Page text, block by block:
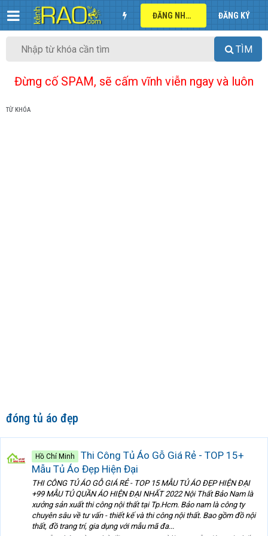
ĐĂNG NHẬP ĐĂNG KÝ
TÌM
Đừng cố SPAM, sẽ cấm vĩnh viễn ngay và luôn
TỪ KHÓA
đóng tủ áo đẹp
Hồ Chí Minh
Thi Công Tủ Áo Gỗ Giá Rẻ - TOP 15+
Mẫu Tủ Áo Đẹp Hiện Đại
THI CÔNG TỦ ÁO GỖ GIÁ RẺ - TOP 15 MẪU TỦ ÁO ĐẸP HIỆN ĐẠI
+99 MẪU TỦ QUẦN ÁO HIỆN ĐẠI NHẤT 2022 Nội Thất Bảo Nam là
xưởng sản xuất thi công nội thất tại Tp.Hcm. Bảo nam là công ty
chuyên sâu về tư vấn - thiết kế và thi công nội thất. Bao gồm đồ nội
thất, đồ trang trí, gia dụng với mẫu mã đa...